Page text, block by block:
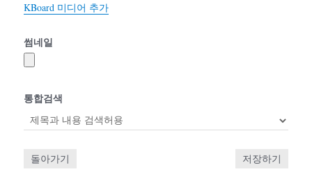
KBoard 미디어 추가
썸네일
통합검색
돌아가기 저장하기